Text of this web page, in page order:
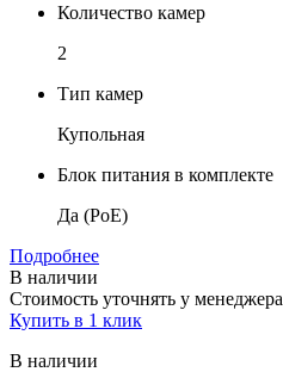
Количество камер
2
Тип камер
Купольная
Блок питания в комплекте
Да (PoE)
Подробнее
В наличии
Стоимость уточнять у менеджера
Купить в 1 клик
В наличии